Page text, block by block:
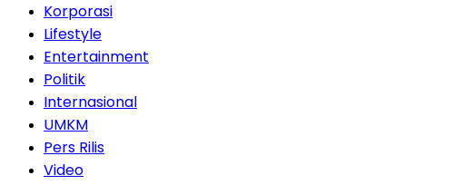
Korporasi
Lifestyle
Entertainment
Politik
Internasional
UMKM
Pers Rilis
Video